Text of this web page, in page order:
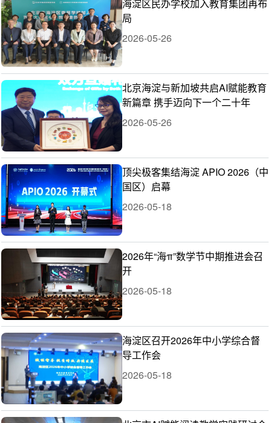
海淀区民办学校加入教育集团再布
局
2026-05-26
北京海淀与新加坡共启AI赋能教育
新篇章 携手迈向下一个二十年
2026-05-26
顶尖极客集结海淀 APIO 2026（中
国区）启幕
2026-05-18
2026年“海π”数学节中期推进会召
开
2026-05-18
海淀区召开2026年中小学综合督
导工作会
2026-05-18